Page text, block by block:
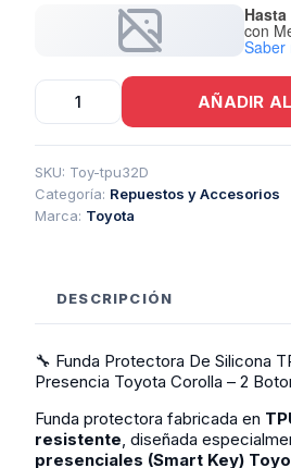
con
Saber
Funda
Corolla
Presencia
2
Botones
cantidad
AÑADIR
SKU: Toy-tpu32D
Categoría: Repuestos y Accesorios
Marca: Toyota
DESCRIPCIÓN
🔧 Funda Protectora De Silicona
Presencia Toyota Corolla – 2
Funda protectora fabricada en
resistente, diseñada
presenciales (Smart Key)